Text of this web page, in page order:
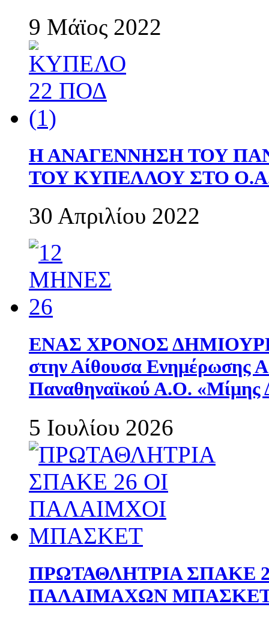
9 Μάϊος 2022
Η ΑΝΑΓΕΝΝΗΣΗ ΤΟΥ
ΤΟΥ ΚΥΠΕΛΛΟΥ ΣΤΟ
30 Απριλίου 2022
ΕΝΑΣ ΧΡΟΝΟΣ
στην Αίθουσα Ενημέρωσης
Παναθηναϊκού Α.Ο. «Μίμης
5 Ιουλίου 2026
ΠΡΩΤΑΘΛΗΤΡΙΑ ΣΠΑΚΕ
ΠΑΛΑΙΜΑΧΩΝ